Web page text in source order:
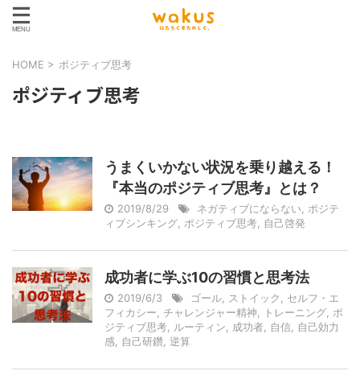
HOME > ポジティブ思考
ポジティブ思考
うまくいかない状況を乗り越える！
『本当のポジティブ思考』とは？
2019/8/29 ネガティブにならない
ポジテ
ィブシンキング ポジティブ思考 自己啓発
成功者に学ぶ10の習慣と思考法
2019/6/3 ゴール ストイック
セルフ・エ
フィカシー チャレンジャー精神 トレーニング ポ
ジティブ思考
ルーティン 成功者 自信
自己効力
感
自己研鑽 逆算